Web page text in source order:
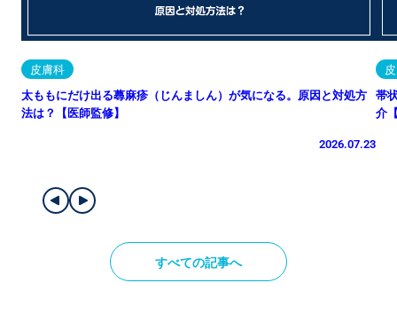
皮膚科
太ももにだけ出る蕁麻疹（じんましん）が気になる。原因と対処方
法は？【医師監修】
2026.07.23
帯
介
すべての記事へ